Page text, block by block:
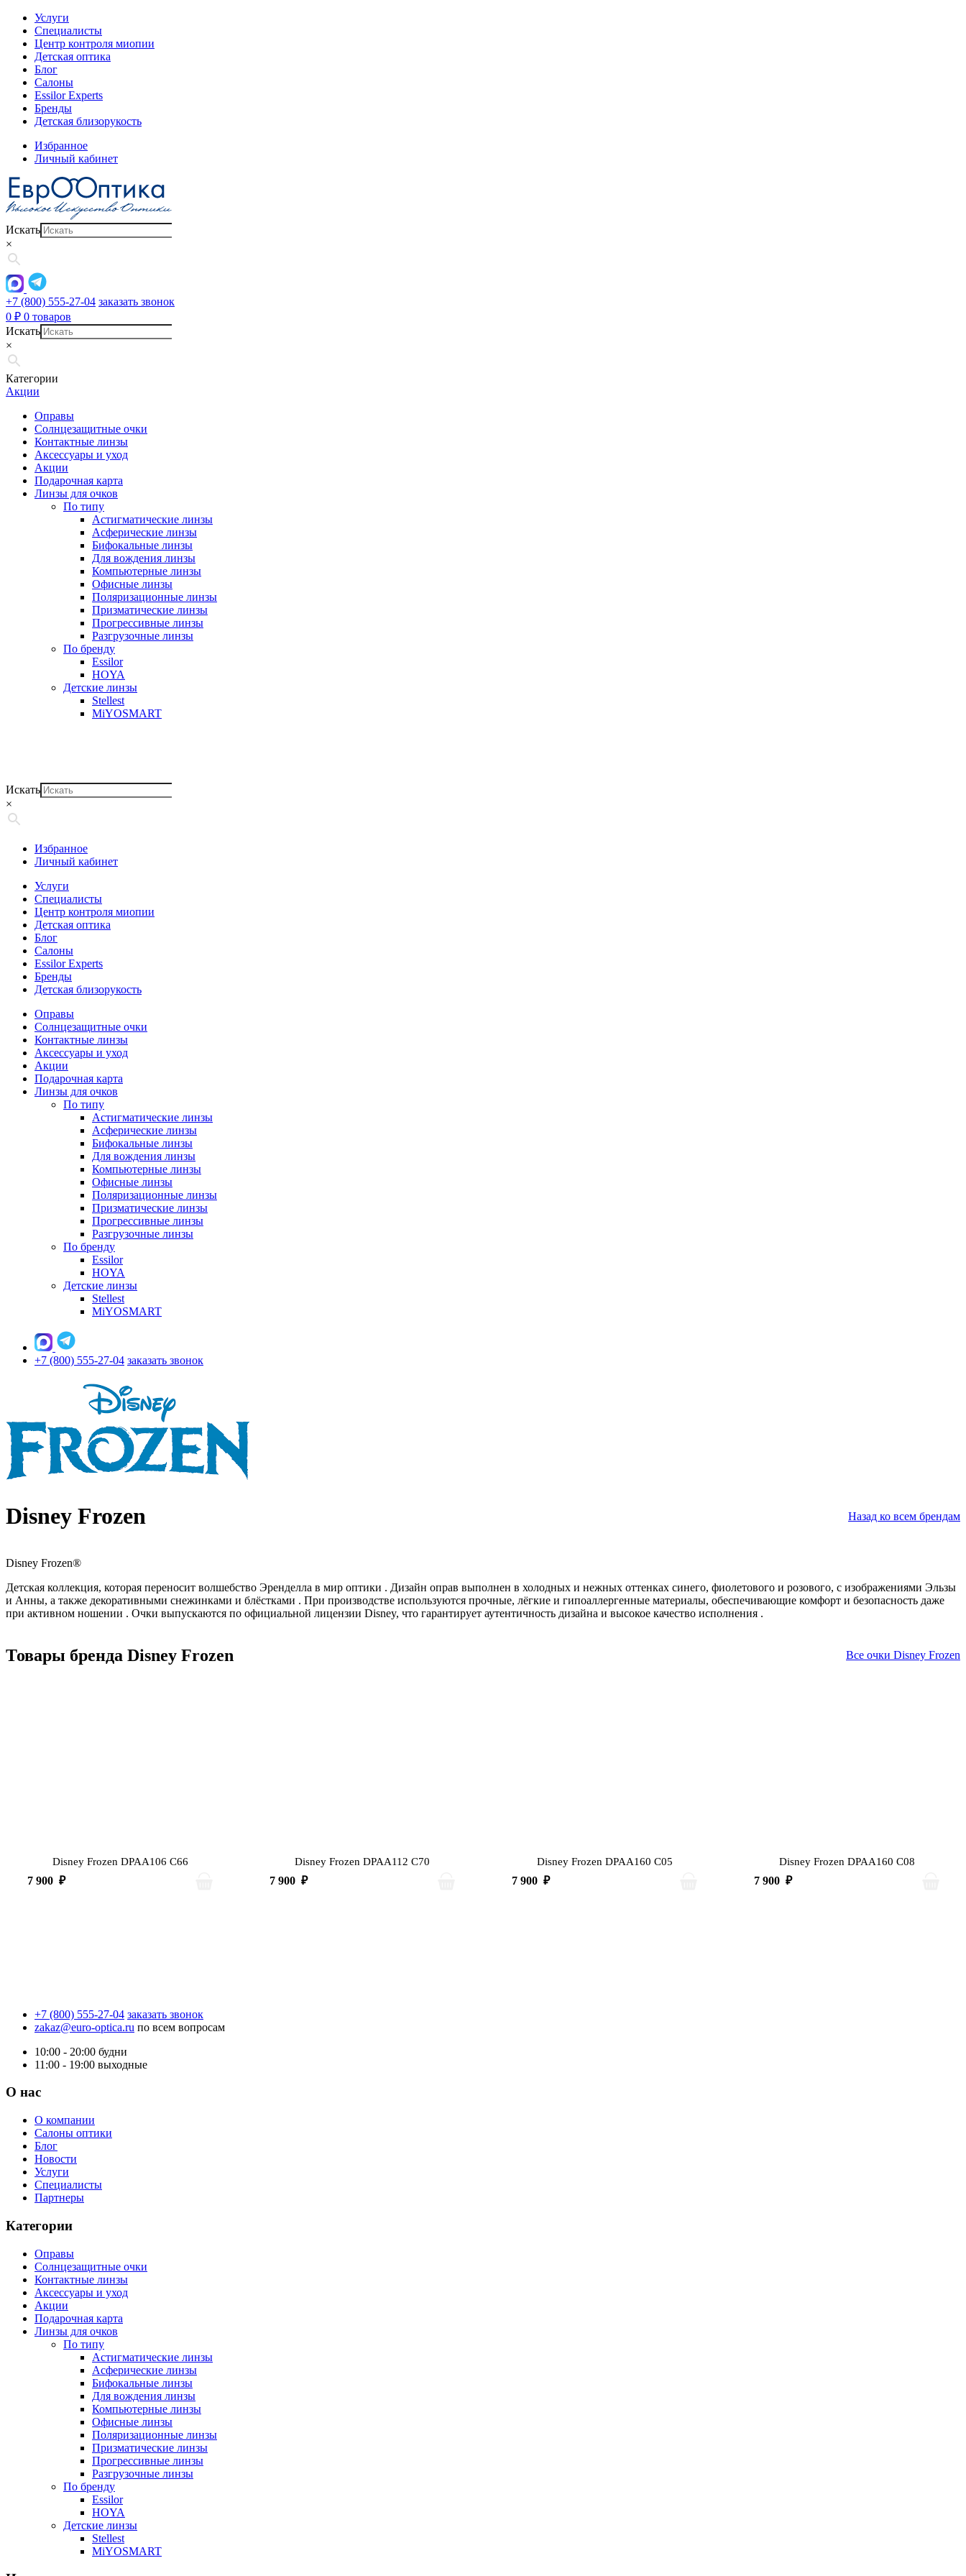
Услуги
Специалисты
Центр контроля миопии
Детская оптика
Блог
Салоны
Essilor Experts
Бренды
Детская близорукость
Избранное
Личный кабинет
Искать
×
+7 (800) 555-27-04 заказать звонок
0 ₽ 0 товаров
Искать
×
Категории
Акции
Оправы
Солнцезащитные очки
Контактные линзы
Аксессуары и уход
Акции
Подарочная карта
Линзы для очков
По типу
Астигматические линзы
Асферические линзы
Бифокальные линзы
Для вождения линзы
Компьютерные линзы
Офисные линзы
Поляризационные линзы
Призматические линзы
Прогрессивные линзы
Разгрузочные линзы
По бренду
Essilor
HOYA
Детские линзы
Stellest
MiYOSMART
Искать
×
Избранное
Личный кабинет
Услуги
Специалисты
Центр контроля миопии
Детская оптика
Блог
Салоны
Essilor Experts
Бренды
Детская близорукость
Оправы
Солнцезащитные очки
Контактные линзы
Аксессуары и уход
Акции
Подарочная карта
Линзы для очков
По типу
Астигматические линзы
Асферические линзы
Бифокальные линзы
Для вождения линзы
Компьютерные линзы
Офисные линзы
Поляризационные линзы
Призматические линзы
Прогрессивные линзы
Разгрузочные линзы
По бренду
Essilor
HOYA
Детские линзы
Stellest
MiYOSMART
+7 (800) 555-27-04 заказать звонок
Disney Frozen Назад ко всем брендам
Disney Frozen®
Детская коллекция, которая переносит волшебство Эренделла в мир оптики . Дизайн оправ выполнен в холодных и нежных оттенках синего, фиолетового и розового, с изображениями Эльзы
и Анны, а также декоративными снежинками и блёстками . При производстве используются прочные, лёгкие и гипоаллергенные материалы, обеспечивающие комфорт и безопасность даже
при активном ношении . Очки выпускаются по официальной лицензии Disney, что гарантирует аутентичность дизайна и высокое качество исполнения .
Товары бренда Disney Frozen Все очки Disney Frozen
Disney Frozen DPAA106 C66
7 900 ₽
Disney Frozen DPAA112 C70
7 900 ₽
Disney Frozen DPAA160 C05
7 900 ₽
Disney Frozen DPAA160 C08
7 900 ₽
+7 (800) 555-27-04 заказать звонок
zakaz@euro-optica.ru по всем вопросам
10:00 - 20:00 будни
11:00 - 19:00 выходные
О нас
О компании
Салоны оптики
Блог
Новости
Услуги
Специалисты
Партнеры
Категории
Оправы
Солнцезащитные очки
Контактные линзы
Аксессуары и уход
Акции
Подарочная карта
Линзы для очков
По типу
Астигматические линзы
Асферические линзы
Бифокальные линзы
Для вождения линзы
Компьютерные линзы
Офисные линзы
Поляризационные линзы
Призматические линзы
Прогрессивные линзы
Разгрузочные линзы
По бренду
Essilor
HOYA
Детские линзы
Stellest
MiYOSMART